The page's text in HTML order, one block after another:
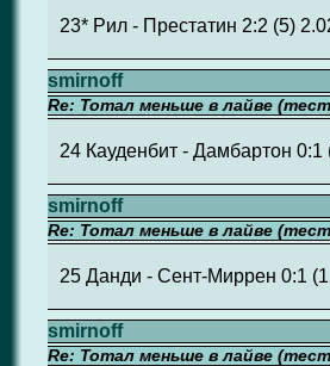
23* Рил - Престатин 2:2 (5)
smirnoff
Re: Тотал меньше в лайве
24 Кауденбит - Дамбартон 0:1
smirnoff
Re: Тотал меньше в лайве
25 Данди - Сент-Миррен 0:1
smirnoff
Re: Тотал меньше в лайве